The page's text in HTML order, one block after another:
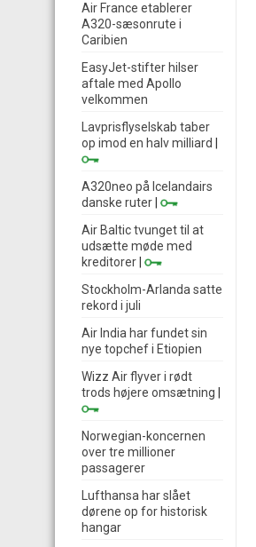
Air France etablerer
A320-sæsonrute i
Caribien
EasyJet-stifter hilser
aftale med Apollo
velkommen
Lavprisflyselskab taber
op imod en halv milliard
A320neo på Icelandairs
danske ruter
Air Baltic tvunget til at
udsætte møde med
kreditorer
Stockholm-Arlanda satte
rekord i juli
Air India har fundet sin
nye topchef i Etiopien
Wizz Air flyver i rødt
trods højere omsætning
Norwegian-koncernen
over tre millioner
passagerer
Lufthansa har slået
dørene op for historisk
hangar